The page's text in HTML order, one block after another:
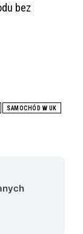
bez
SAMOCHÓD W UK